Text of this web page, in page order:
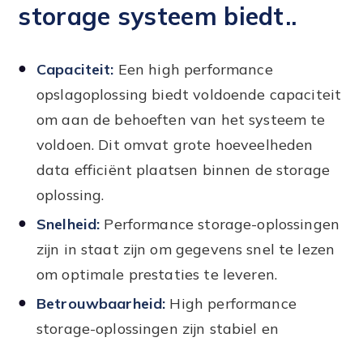
storage systeem biedt..
Capaciteit: Een high performance
opslagoplossing biedt voldoende capaciteit
om aan de behoeften van het systeem te
voldoen. Dit omvat grote hoeveelheden
data efficiënt plaatsen binnen de storage
oplossing.
Snelheid: Performance storage-oplossingen
zijn in staat zijn om gegevens snel te lezen
om optimale prestaties te leveren.
Betrouwbaarheid: High performance
storage-oplossingen zijn stabiel en